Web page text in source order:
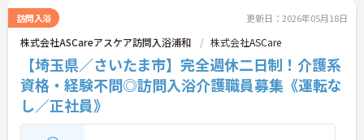
訪問入浴 更新日：2026年05月18日
株式会社ASCareアスケア訪問入浴浦和 株式会社ASCare
【埼玉県／さいたま市】完全週休二日制！介護系
資格・経験不問◎訪問入浴介護職員募集《運転な
し／正社員》